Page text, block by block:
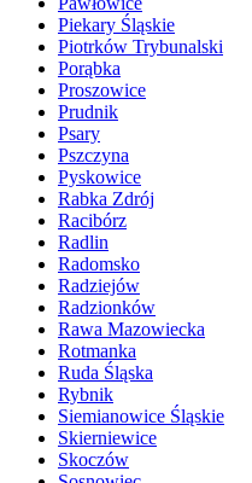
Piekary Śląskie
Piotrków Trybunalski
Porąbka
Proszowice
Prudnik
Psary
Pszczyna
Pyskowice
Rabka Zdrój
Racibórz
Radlin
Radomsko
Radziejów
Radzionków
Rawa Mazowiecka
Rotmanka
Ruda Śląska
Rybnik
Siemianowice Śląskie
Skierniewice
Skoczów